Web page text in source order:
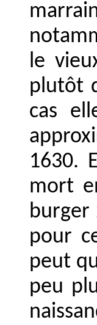
le
plutôt
cas
1630.
mort
burger
pour
peut
peu